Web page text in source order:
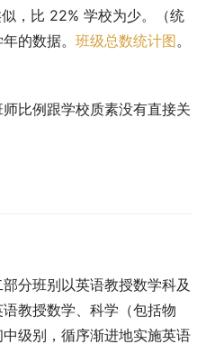
，比 22% 学校为少。（统
的数据。 班级总数统计图。
比例跟学校质素没有直接关
部分班别以英语教授数学科及
教授数学、科学（包括物
级别，循序渐进地实施英语